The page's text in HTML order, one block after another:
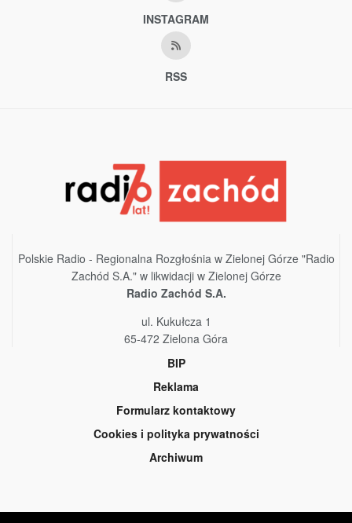
INSTAGRAM
RSS
Polskie Radio - Regionalna Rozgłośnia w Zielonej Górze "Radio
Zachód S.A." w likwidacji w Zielonej Górze
Radio Zachód S.A.
ul. Kukułcza 1
65-472 Zielona Góra
BIP
Reklama
Formularz kontaktowy
Cookies i polityka prywatności
Archiwum